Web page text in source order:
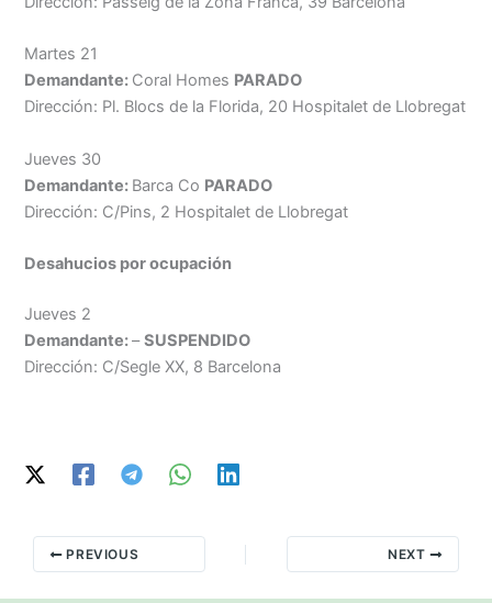
Martes 21
Demandante: Coral Homes PARADO
Dirección: Pl. Blocs de la Florida, 20 Hospitalet de Llobregat
Jueves 30
Demandante: Barca Co PARADO
Dirección: C/Pins, 2 Hospitalet de Llobregat
Desahucios porocupación
Jueves 2
Demandante:–SUSPENDIDO
Dirección: C/Segle XX, 8 Barcelona
PREVIOUS NEXT